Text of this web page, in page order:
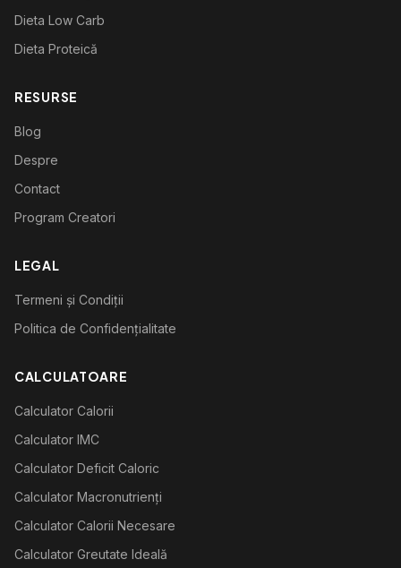
Dieta Low Carb
Dieta Proteică
RESURSE
Blog
Despre
Contact
Program Creatori
LEGAL
Termeni și Condiții
Politica de Confidențialitate
CALCULATOARE
Calculator Calorii
Calculator IMC
Calculator Deficit Caloric
Calculator Macronutrienți
Calculator Calorii Necesare
Calculator Greutate Ideală